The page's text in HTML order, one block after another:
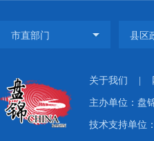
关于我们
主办单位：
技术支持单位